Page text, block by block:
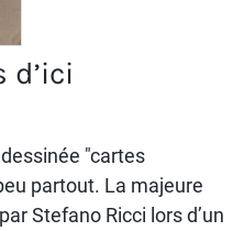
d’ici
"cartes
partout. La majeure
Stefano Ricci lors d’un